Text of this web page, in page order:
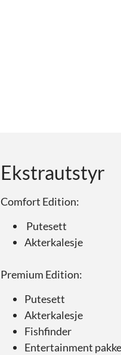
Ekstrautstyr
Comfort Edition:
Putesett
Akterkalesje
Premium Edition:
Putesett
Akterkalesje
Fishfinder
Entertainment pakke